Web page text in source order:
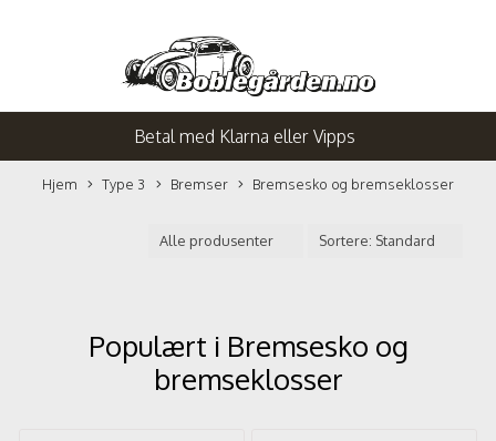
Betal med Klarna eller Vipps
Hjem Type 3 Bremser Bremsesko og bremseklosser
Populært i Bremsesko og
bremseklosser